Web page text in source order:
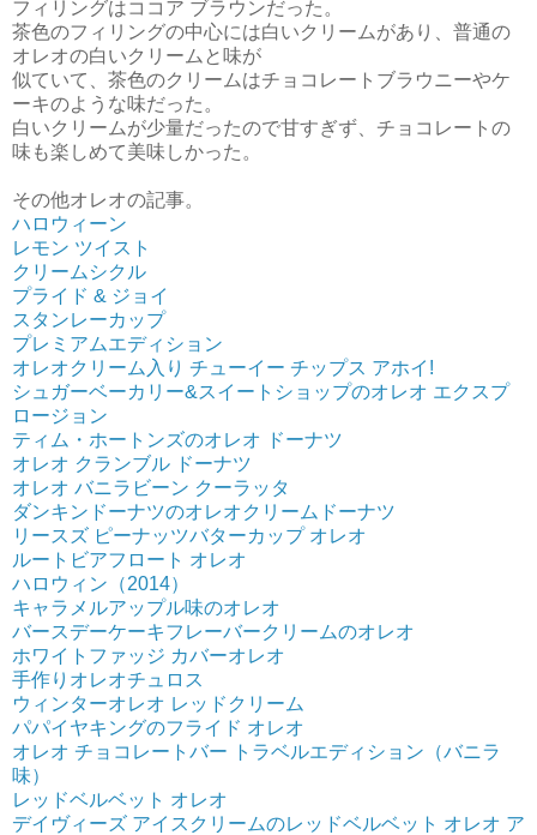
フィリングはココア ブラウンだった。
茶色のフィリングの中心には白いクリームがあり、普通の
オレオの白いクリームと味が
似ていて、茶色のクリームはチョコレートブラウニーやケ
ーキのような味だった。
白いクリームが少量だったので甘すぎず、チョコレートの
味も楽しめて美味しかった。
その他オレオの記事。
ハロウィーン
レモン ツイスト
クリームシクル
プライド & ジョイ
スタンレーカップ
プレミアムエディション
オレオクリーム入り チューイー チップス アホイ!
シュガーベーカリー&スイートショップのオレオ エクスプ
ロージョン
ティム・ホートンズのオレオ ドーナツ
オレオ クランブル ドーナツ
オレオ バニラビーン クーラッタ
ダンキンドーナツのオレオクリームドーナツ
リースズ ピーナッツバターカップ オレオ
ルートビアフロート オレオ
ハロウィン（2014）
キャラメルアップル味のオレオ
バースデーケーキフレーバークリームのオレオ
ホワイトファッジ カバーオレオ
手作りオレオチュロス
ウィンターオレオ レッドクリーム
パパイヤキングのフライド オレオ
オレオ チョコレートバー トラベルエディション（バニラ
味）
レッドベルベット オレオ
デイヴィーズ アイスクリームのレッドベルベット オレオ ア